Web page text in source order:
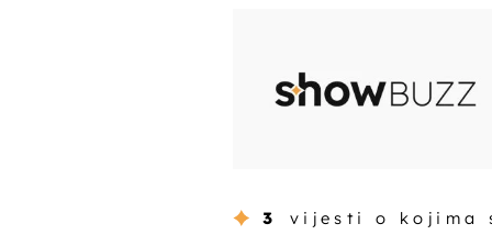
3 vijesti o kojima